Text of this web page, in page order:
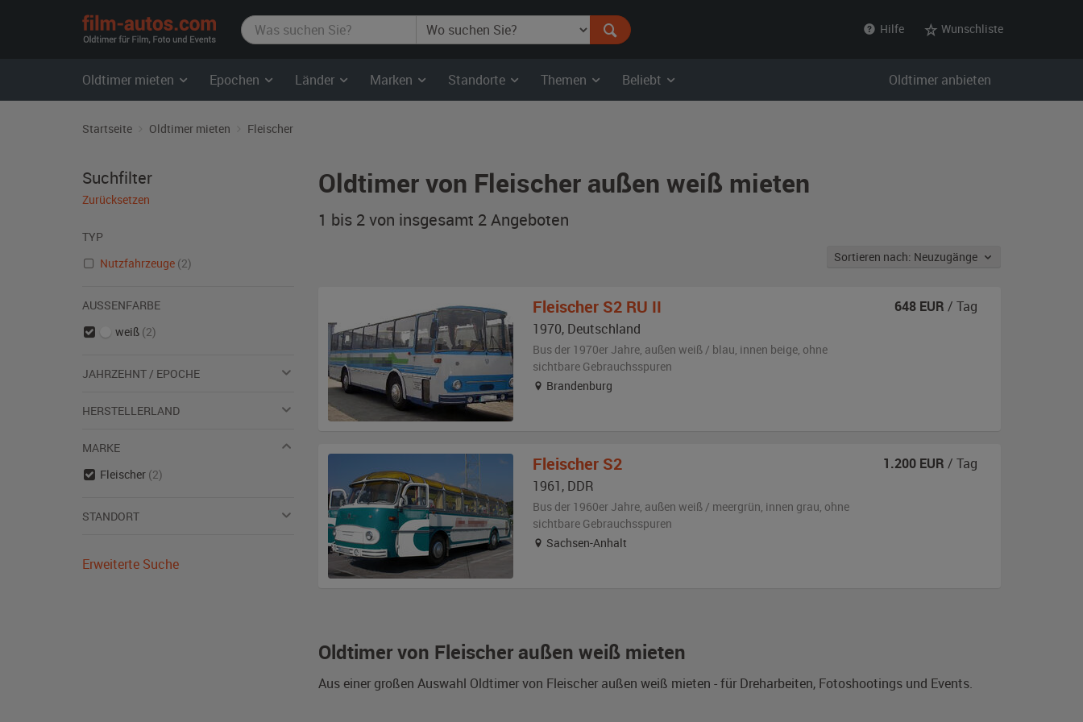
film-
autos.com
Hilfe Wunschliste
Oldtimer mieten Epochen Länder Marken Standorte Themen Beliebt Oldtimer anbieten
Startseite Oldtimer mieten Fleischer
Oldtimer von Fleischer außen weiß mieten
1 bis 2 von insgesamt 2Angeboten
Sortieren nach: Neuzugänge
Oldtimer von Fleischer außen weiß mieten
Aus einer großen Auswahl Oldtimer von Fleischer außen weiß mieten - für Dreharbeiten, Fotoshootings und Events.
Fleischer S2 RU II
1970, Deutschland
Bus der 1970er Jahre, außen weiß / blau, innen beige, ohne
sichtbare Gebrauchsspuren
Brandenburg
648 EUR / Tag
Fleischer S2
1961, DDR
Bus der 1960er Jahre, außen weiß / meergrün, innen grau, ohne
sichtbare Gebrauchsspuren
Sachsen-Anhalt
1.200 EUR / Tag
Suchfilter
Zurücksetzen
TYP
Nutzfahrzeuge (2)
AUSSENFARBE
weiß (2)
JAHRZEHNT / EPOCHE
HERSTELLERLAND
MARKE
Fleischer (2)
STANDORT
Erweiterte Suche